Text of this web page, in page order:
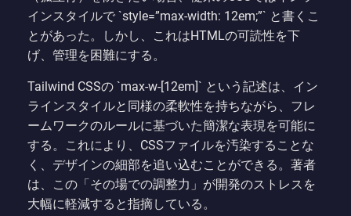
インスタイルで `style=”max-width: 12em;”` と書くこ
とがあった。しかし、これはHTMLの可読性を下
げ、管理を困難にする。
Tailwind CSSの `max-w-[12em]` という記述は、イン
ラインスタイルと同様の柔軟性を持ちながら、フレ
ームワークのルールに基づいた簡潔な表現を可能に
する。これにより、CSSファイルを汚染することな
く、デザインの細部を追い込むことができる。著者
は、この「その場での調整力」が開発のストレスを
大幅に軽減すると指摘している。